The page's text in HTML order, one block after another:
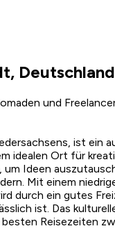
Deutschland
und
ist ein
idealen Ort für
Ideen
Mit einem
durch ein gutes
ist. Das
besten Reisezeiten